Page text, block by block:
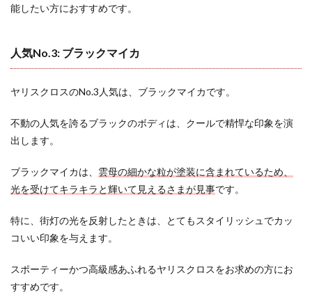
能したい方におすすめです。
人気No.3: ブラックマイカ
ヤリスクロスのNo.3人気は、ブラックマイカです。
不動の人気を誇るブラックのボディは、クールで精悍な印象を演
出します。
ブラックマイカは、 雲母の細かな粒が塗装に含まれているため、
光を受けてキラキラと輝いて見えるさまが見事です。
特に、街灯の光を反射したときは、とてもスタイリッシュでカッ
コいい印象を与えます。
スポーティーかつ高級感あふれるヤリスクロスをお求めの方にお
すすめです。